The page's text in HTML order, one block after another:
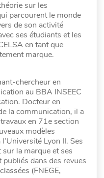
sur les
parcourent le monde
de son activité
ses étudiants et les
en tant que
marque.
chercheur en
au BBA INSEEC
Docteur en
la communication, il a
en 71e section
modèles
Lyon II. Ses
la marque et ses
dans des revues
(FNEGE,